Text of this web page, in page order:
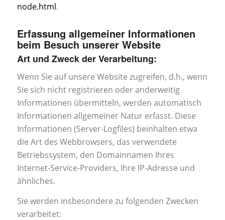
node.html.
Erfassung allgemeiner Informationen
beim Besuch unserer Website
Art und Zweck der Verarbeitung:
Wenn Sie auf unsere Website zugreifen, d.h., wenn
Sie sich nicht registrieren oder anderweitig
Informationen übermitteln, werden automatisch
Informationen allgemeiner Natur erfasst. Diese
Informationen (Server-Logfiles) beinhalten etwa
die Art des Webbrowsers, das verwendete
Betriebssystem, den Domainnamen Ihres
Internet-Service-Providers, Ihre IP-Adresse und
ähnliches.
Sie werden insbesondere zu folgenden Zwecken
verarbeitet: